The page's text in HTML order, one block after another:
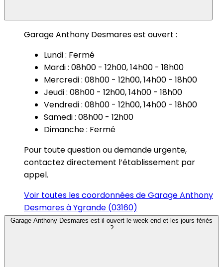
Garage Anthony Desmares est ouvert :
Lundi : Fermé
Mardi : 08h00 - 12h00, 14h00 - 18h00
Mercredi : 08h00 - 12h00, 14h00 - 18h00
Jeudi : 08h00 - 12h00, 14h00 - 18h00
Vendredi : 08h00 - 12h00, 14h00 - 18h00
Samedi : 08h00 - 12h00
Dimanche : Fermé
Pour toute question ou demande urgente,
contactez directement l’établissement par
appel.
Voir toutes les coordonnées de Garage Anthony
Desmares à Ygrande (03160)
Garage Anthony Desmares est-il ouvert le week-end et les jours fériés
?